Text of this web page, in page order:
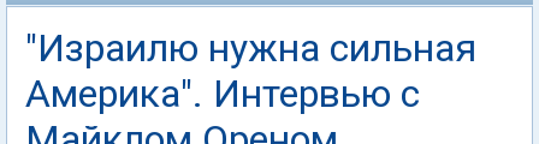
"Израилю нужна сильная
Америка". Интервью с